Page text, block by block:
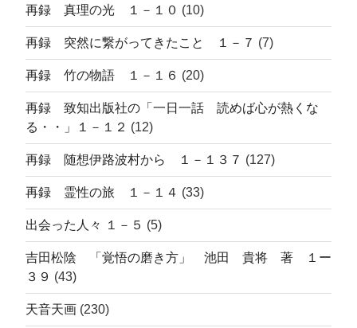
再録 真理の光 １－１０ (10)
再録 突然に繋がってきたこと １－７ (7)
再録 竹の物語 １－１６ (20)
再録 致知出版社の「一日一話 読めば心が熱くな
る・・」１－１２ (12)
再録 随想伊路波村から １－１３７ (127)
再録 霊性の旅 １－１４ (33)
出会った人々 １－５ (5)
吉田松陰 「覚悟の磨き方」 池田 貴将 著 １ー
３９ (43)
天音天画 (230)